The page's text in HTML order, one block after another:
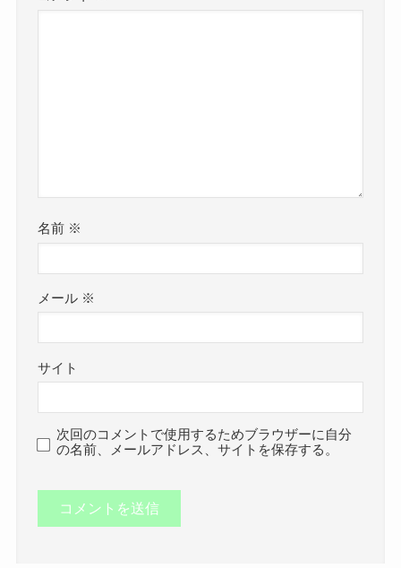
名前 ※
メール ※
サイト
次回のコメントで使用するためブラウザーに自分
の名前、メールアドレス、サイトを保存する。